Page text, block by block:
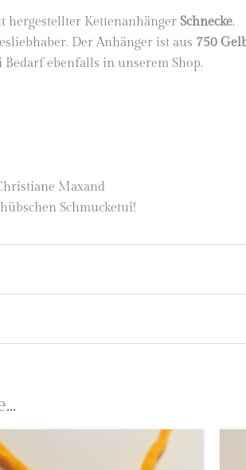
hergestellter Kettenanhänger Schnecke.
Der Anhänger ist aus 750
Bedarf ebenfalls in unserem Shop.
Maxand
Schmucketui!